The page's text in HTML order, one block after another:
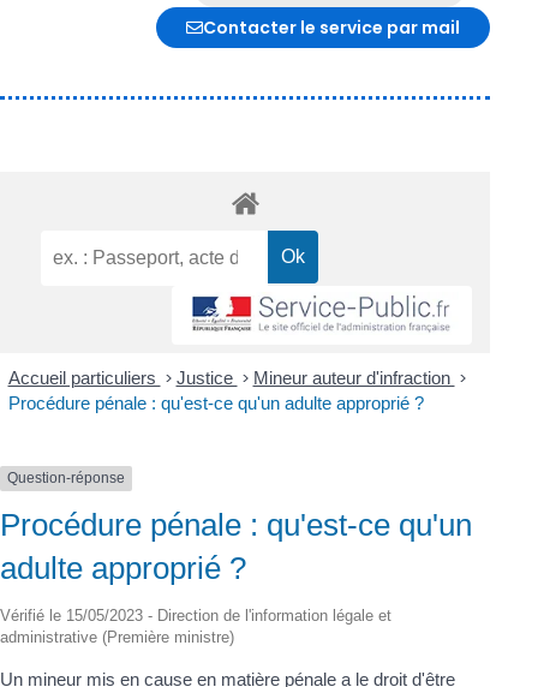
Contacter le service par mail
Accueil particuliers > Justice > Mineur auteur d'infraction >
Procédure pénale : qu'est-ce qu'un adulte approprié ?
Question-réponse
Procédure pénale : qu'est-ce qu'un
adulte approprié ?
Vérifié le 15/05/2023 - Direction de l'information légale et
administrative (Première ministre)
Un mineur mis en cause en matière pénale a le droit d'être